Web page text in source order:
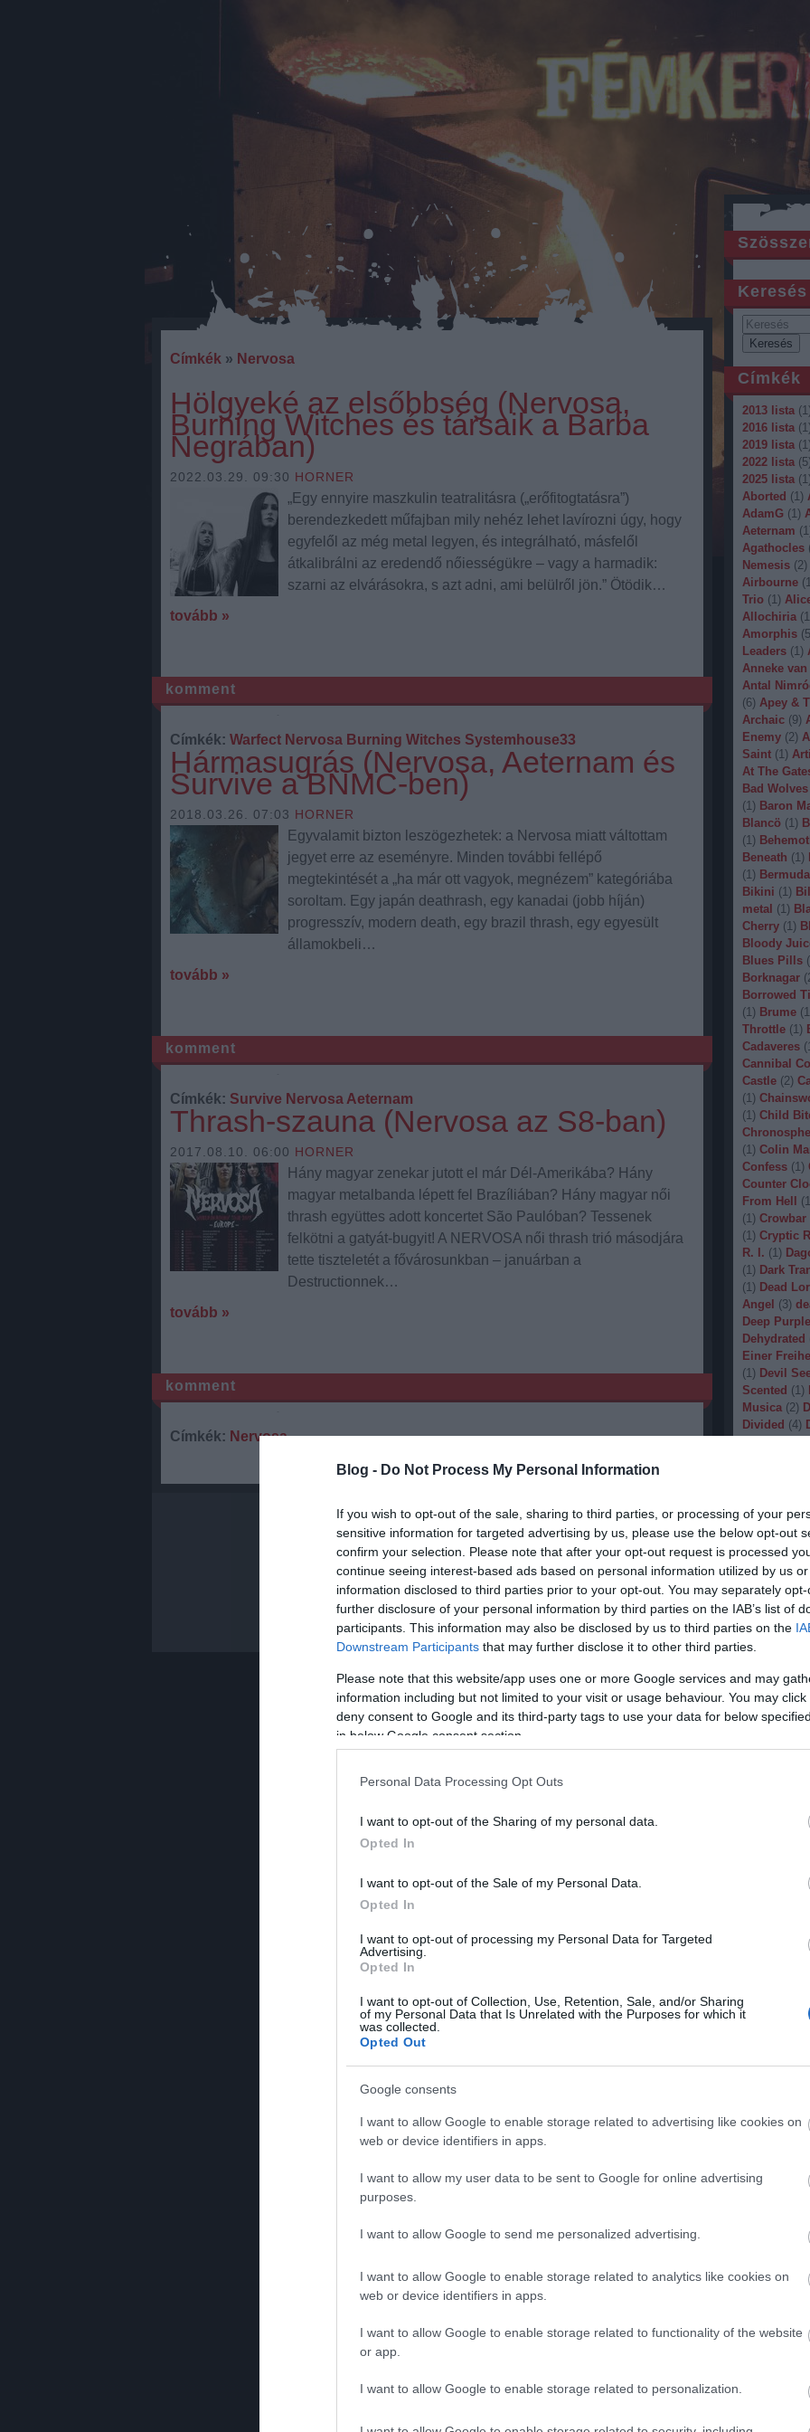
Blog - Do Not Process My Personal Information
If you wish to opt-out of the sale, sharing to third parties, or processing of your
sensitive information for targeted advertising by us, please use the below opt-out
confirm your selection. Please note that after your opt-out request is processed
continue seeing interest-based ads based on personal information utilized by us
information disclosed to third parties prior to your opt-out. You may separately
further disclosure of your personal information by third parties on the IAB’s list of
participants. This information may also be disclosed by us to third parties on the
Downstream Participants that may further disclose it to other third parties.
Please note that this website/app uses one or more Google services and may
information including but not limited to your visit or usage behaviour. You may
deny consent to Google and its third-party tags to use your data for below
in below Google consent section.
Personal Data Processing Opt Outs
I want to opt-out of the Sharing of my personal data.
Opted In
I want to opt-out of the Sale of my Personal Data.
Opted In
I want to opt-out of processing my Personal Data for Targeted
Advertising.
Opted In
I want to opt-out of Collection, Use, Retention, Sale, and/or Sharing
of my Personal Data that Is Unrelated with the Purposes for which it
was collected.
Opted Out
Google consents
I want to allow Google to enable storage related to advertising like cookies on
web or device identifiers in apps.
I want to allow my user data to be sent to Google for online advertising
purposes.
I want to allow Google to send me personalized advertising.
I want to allow Google to enable storage related to analytics like cookies on
web or device identifiers in apps.
I want to allow Google to enable storage related to functionality of the website
or app.
I want to allow Google to enable storage related to personalization.
Keresés
Címkék
2013 lista (1)
2016 lista (1)
2019 lista (1)
2022 lista (5)
2025 lista (1)
Aborted (1)
AdamG (1)
Aeternam (1
Agathocles
Nemesis (2)
Airbourne (
Trio (1)
Allochiria (1
Amorphis (5
Leaders (1)
Anneke
Antal
(6) Apey &
Archaic (9)
Enemy (2)
Saint (1)
At The
Bad Wolves
(1) Baron
Blancö (1)
(1)
Beneath (1)
(1)
Bikini (1)
metal (1)
Cherry (1)
Bloody
Blues Pills (
Borknagar (
Borrowed
(1) Brume (1
Throttle (1)
Cadaveres (
Cannibal
Castle (2)
(1)
(1) Child
(1) Colin
Confess (1)
Counter
From Hell
(1
(1) Crowbar
(1) Cryptic
R. I. (1)
(1) Dark
(1) Dead
Angel (3)
Deep Purple
Dehydrated
Einer
(1) Devil
Scented (1)
Musica (2)
Divided (4)
(1) Dying
(1)
1
(1
Emptiness (
Eradication
(1)
Evil
Exodus
Fanatic
Fit For An
Fostartály (1
Godsleep (1
Grim Reaper
Harakiri
(1
Johnny
the
Jónás
Karma To
King
Kissin
Krisz (1)
(1) Lividity 1
Címkék » Nervosa
Hölgyeké az elsőbbség (Nervosa,
Burning Witches és társaik a Barba
Negrában)
2022.03.29. 09:30 HORNER
„Egy ennyire maszkulin teatralitásra („erőfitogtatásra”)
berendezkedett műfajban mily nehéz lehet lavírozni úgy, hogy
egyfelől az még metal legyen, és integrálható, másfelől
átkalibrálni az eredendő nőiességükre – vagy a harmadik:
szarni az elvárásokra, s azt adni, ami belülről jön.” Ötödik…
tovább »
komment
Címkék: Warfect Nervosa Burning Witches Systemhouse33
Hármasugrás (Nervosa, Aeternam és
Survive a BNMC-ben)
2018.03.26. 07:03 HORNER
Egyvalamit bizton leszögezhetek: a Nervosa miatt váltottam
jegyet erre az eseményre. Minden további fellépő
megtekintését a „ha már ott vagyok, megnézem” kategóriába
soroltam. Egy japán deathrash, egy kanadai (jobb híján)
progresszív, modern death, egy brazil thrash, egy egyesült
államokbeli…
tovább »
komment
Címkék: Survive Nervosa Aeternam
Thrash-szauna (Nervosa az S8-ban)
2017.08.10. 06:00 HORNER
Hány magyar zenekar jutott el már Dél-Amerikába? Hány
magyar metalbanda lépett fel Brazíliában? Hány magyar női
thrash együttes adott koncertet São Paulóban? Tessenek
felkötni a gatyát-bugyit! A NERVOSA női thrash trió másodjára
tette tiszteletét a fővárosunkban – januárban a
Destructionnek…
tovább »
komment
Címkék: Nervosa